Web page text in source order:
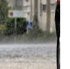
水槽」，在水
開放民眾參
不少影劇作品
特體驗的地
走在工人維修
小足以擺下一